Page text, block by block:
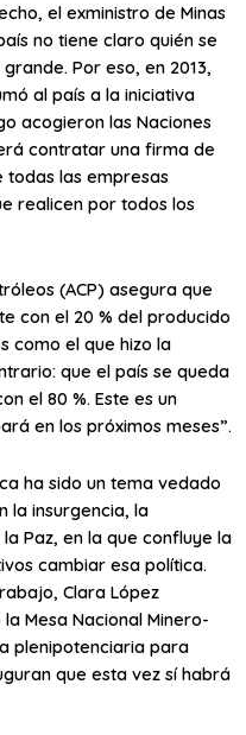
el exministro de Minas
no tiene claro quién se
Por eso, en 2013,
al país a la iniciativa
acogieron las Naciones
contratar una firma de
todas las empresas
realicen por todos los
(ACP) asegura que
con el 20 % del producido
como el que hizo la
que el país se queda
el 80 %. Este es un
en los próximos meses”.
ha sido un tema vedado
la insurgencia, la
Paz, en la que confluye la
cambiar esa política.
Clara López
Mesa Nacional Minero-
plenipotenciaria para
que esta vez sí habrá